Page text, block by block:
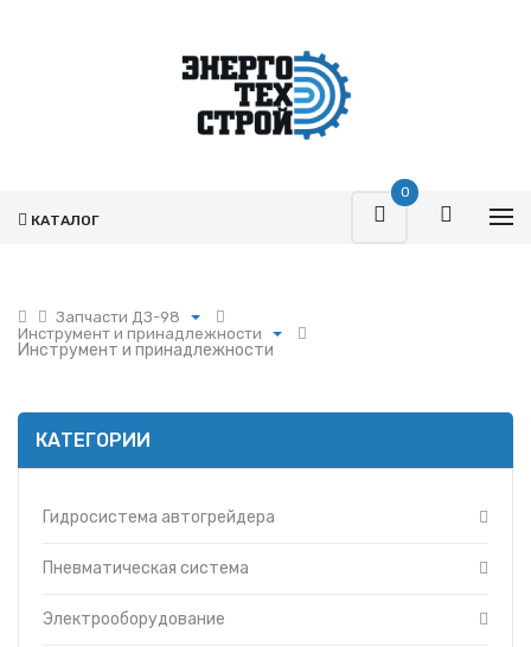
0
КАТАЛОГ
Запчасти ДЗ-98
Поршневая
Фильтры
Гидромоторы
Насосы
Вкладыши
Инструмент и принадлежности
Автогрейдер ДЗ-98
Пневматическая система
Рулевая колонка
ДЗ-98
Инструмент и принадлежности
КАТЕГОРИИ
Гидросистема автогрейдера
Пневматическая система
Электрооборудование